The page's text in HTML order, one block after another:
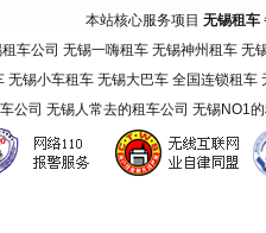
本站核心服务项目 无锡租车
车公司 无锡一嗨租车 无锡神州租车
锡小车租车 无锡大巴车 全国连锁租
公司 无锡人常去的租车公司 无锡NO1